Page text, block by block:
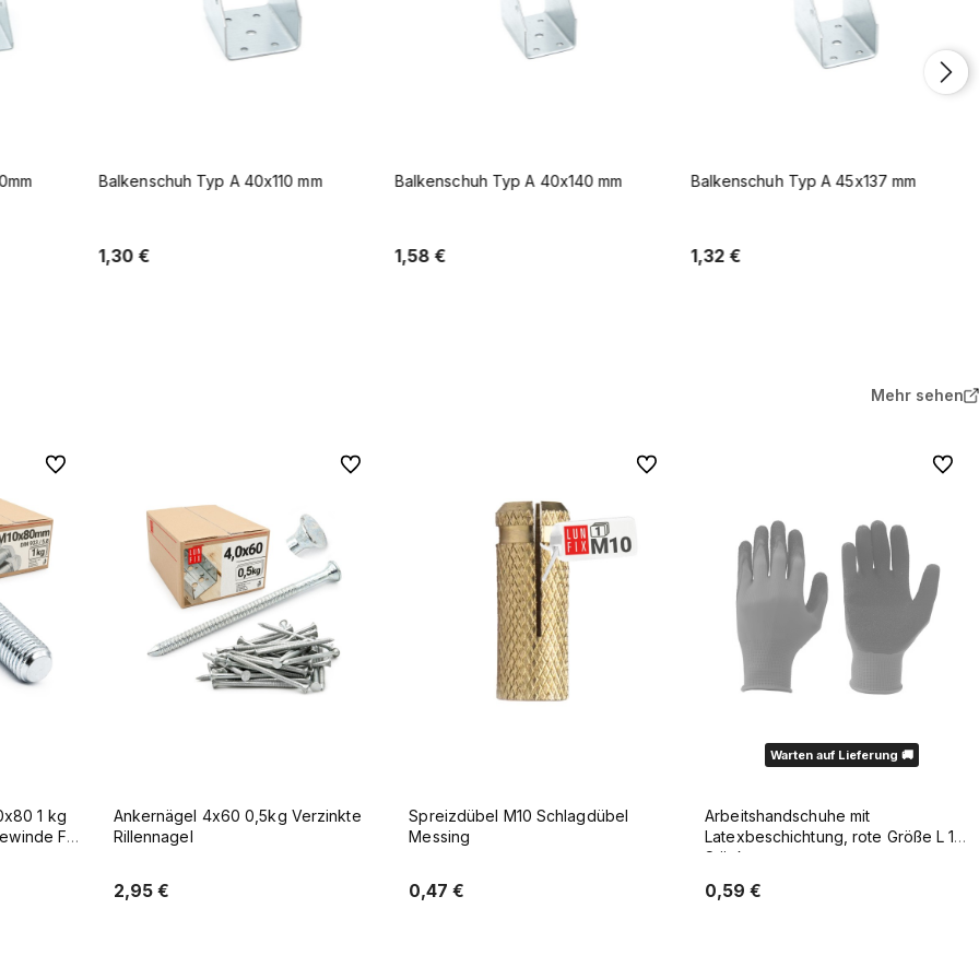
mm Balkenschuh Typ A 40x140 mm
1,58 €
Balkenschuh Typ A 45x137 mm
1,32 €
1 Paar Balkenschuh Rechts + Links
2,13 €
Mehr sehen
1 kg
FK
Zu Favoriten
Ankernägel 4x60 0,5kg Verzinkte
Rillennagel
2,95 €
Zu Favoriten
Spreizdübel M10 Schlagdübel
Messing
0,47 €
Zu Favoriten
Warten auf Lieferung 🚚
Arbeitshandschuhe mit
Latexbeschichtung, rote Größe L 1
Stück
0,59 €
Zu